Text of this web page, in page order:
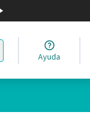
Elegir el idioma
Ayuda